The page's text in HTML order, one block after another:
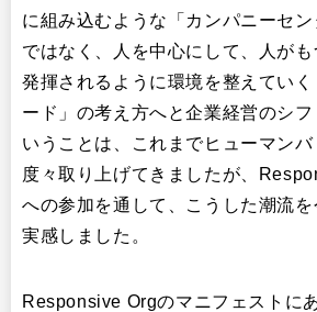
に組み込むような「カンパニーセ
ではなく、人を中心にして、人が
発揮されるように環境を整えてい
ード」の考え方へと企業経営のシ
いうことは、これまでヒューマン
度々取り上げてきましたが、
への参加を通して、こうした潮流を
実感しました。
Responsive Orgのマニフェストに